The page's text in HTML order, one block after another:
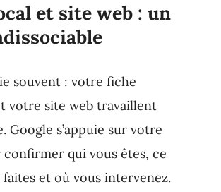
et site web : un
souvent : votre fiche
votre site web travaillent
Google s’appuie sur votre
qui vous êtes, ce
faites et où vous intervenez.